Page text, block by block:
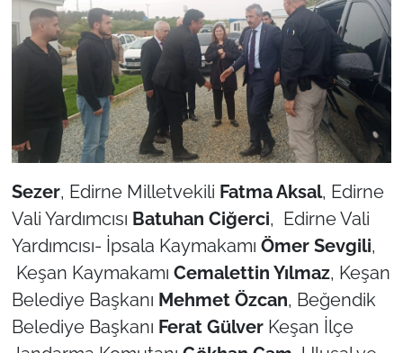
Sezer, Edirne Milletvekili Fatma Aksal, Edirne
Vali Yardımcısı Batuhan Ciğerci, Edirne Vali
Yardımcısı- İpsala Kaymakamı Ömer Sevgili,
Keşan Kaymakamı Cemalettin Yılmaz, Keşan
Belediye Başkanı Mehmet Özcan, Beğendik
Belediye Başkanı Ferat GülverKeşan İlçe
Güvenlik
Genel
Politika
Dış Haberler
Magazin
İş Dünyası